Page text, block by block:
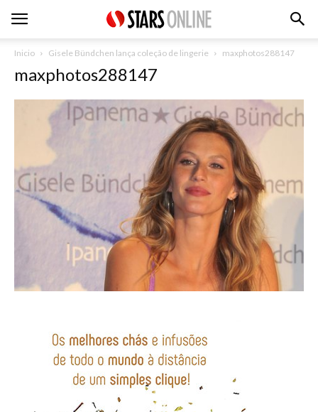
Inicio Gisele Bündchen lança coleção de lingerie maxphotos288147
maxphotos288147